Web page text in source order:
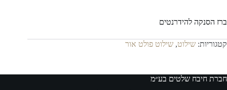
ברז הסנקה להידרנטים
קטגוריות: שילוט, שילוט פולט אור
חברת חיבח שלטים בע״מ